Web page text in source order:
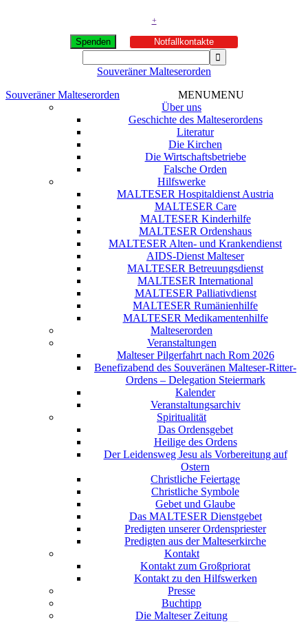
+
Spenden Notfallkontakte
Souveräner Malteserorden
Souveräner Malteserorden
MENUMENU
Über uns
Geschichte des Malteserordens
Literatur
Die Kirchen
Die Wirtschaftsbetriebe
Falsche Orden
Hilfswerke
MALTESER Hospitaldienst Austria
MALTESER Care
MALTESER Kinderhilfe
MALTESER Ordenshaus
MALTESER Alten- und Krankendienst
AIDS-Dienst Malteser
MALTESER Betreuungsdienst
MALTESER International
MALTESER Palliativdienst
MALTESER Rumänienhilfe
MALTESER Medikamentenhilfe
Malteserorden
Veranstaltungen
Malteser Pilgerfahrt nach Rom 2026
Benefizabend des Souveränen Malteser-Ritter-
Ordens – Delegation Steiermark
Kalender
Veranstaltungsarchiv
Spiritualität
Das Ordensgebet
Heilige des Ordens
Der Leidensweg Jesu als Vorbereitung auf
Ostern
Christliche Feiertage
Christliche Symbole
Gebet und Glaube
Das MALTESER Dienstgebet
Predigten unserer Ordenspriester
Predigten aus der Malteserkirche
Kontakt
Kontakt zum Großpriorat
Kontakt zu den Hilfswerken
Presse
Buchtipp
Die Malteser Zeitung